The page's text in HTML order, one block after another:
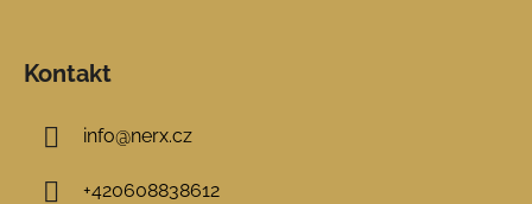
Kontakt
info@nerx.cz
+420608838612